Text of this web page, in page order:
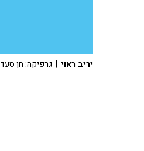
יריב ראוי | גרפיקה: חן סעד